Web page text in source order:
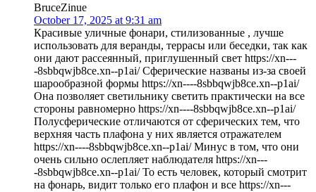
BruceZinue
October 17, 2025 at 9:31 am
Красивые уличные фонари, стилизованные , лучше
использовать для веранды, террасы или беседки, так как
они дают рассеянный, приглушенный свет https://xn---
-8sbbqwjb8ce.xn--p1ai/ Сферические названы из-за своей
шарообразной формы https://xn----8sbbqwjb8ce.xn--p1ai/
Она позволяет светильнику светить практически на все
стороны равномерно https://xn----8sbbqwjb8ce.xn--p1ai/
Полусферические отличаются от сферических тем, что
верхняя часть плафона у них является отражателем
https://xn----8sbbqwjb8ce.xn--p1ai/ Минус в том, что они
очень сильно ослепляет наблюдателя https://xn---
-8sbbqwjb8ce.xn--p1ai/ То есть человек, который смотрит
на фонарь, видит только его плафон и все https://xn---